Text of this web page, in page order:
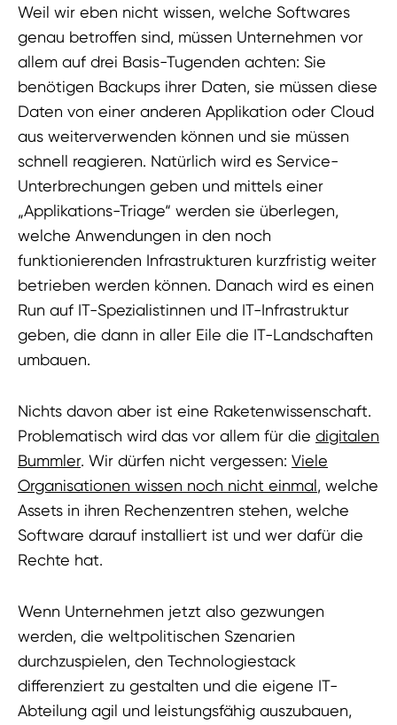
Weil wir eben nicht wissen, welche Softwares
genau betroffen sind, müssen Unternehmen vor
allem auf drei Basis-Tugenden achten: Sie
benötigen Backups ihrer Daten, sie müssen diese
Daten von einer anderen Applikation oder Cloud
aus weiterverwenden können und sie müssen
schnell reagieren. Natürlich wird es Service-
Unterbrechungen geben und mittels einer
„Applikations-Triage“ werden sie überlegen,
welche Anwendungen in den noch
funktionierenden Infrastrukturen kurzfristig weiter
betrieben werden können. Danach wird es einen
Run auf IT-Spezialistinnen und IT-Infrastruktur
geben, die dann in aller Eile die IT-Landschaften
umbauen.
Nichts davon aber ist eine Raketenwissenschaft.
Problematisch wird das vor allem für die digitalen
Bummler. Wir dürfen nicht vergessen: Viele
Organisationen wissen noch nicht einmal, welche
Assets in ihren Rechenzentren stehen, welche
Software darauf installiert ist und wer dafür die
Rechte hat.
Wenn Unternehmen jetzt also gezwungen
werden, die weltpolitischen Szenarien
durchzuspielen, den Technologiestack
differenziert zu gestalten und die eigene IT-
Abteilung agil und leistungsfähig auszubauen,